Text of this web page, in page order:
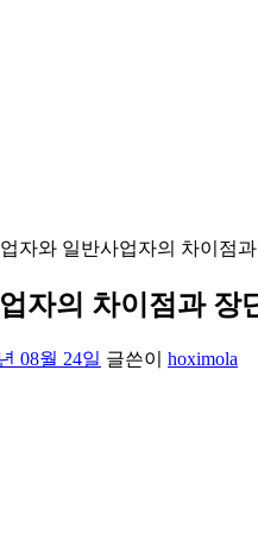
자와 일반사업자의 차이점
자의 차이점과 장
08월 24일 글쓴이 hoximola